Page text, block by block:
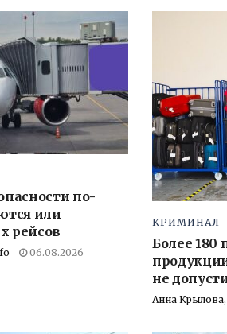
по-
или
рейсов
06.08.2026
КРИМИНАЛ
Более 180
не
Анна